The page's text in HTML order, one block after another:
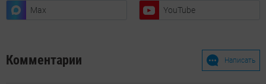
Max YouTube
Комментарии Написать